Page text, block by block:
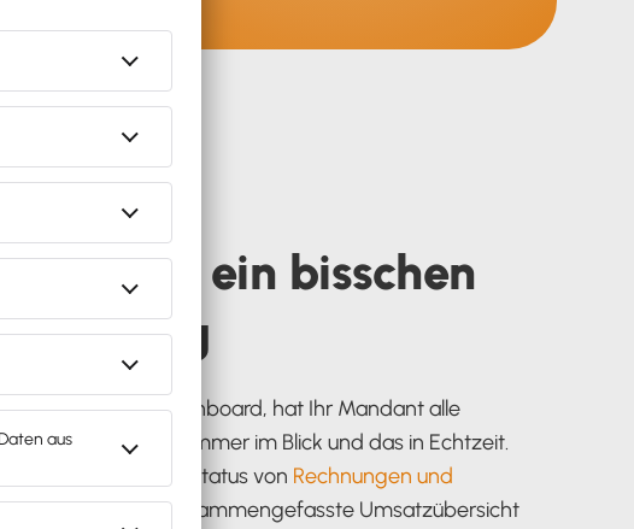
Tag ein bisschen
Controlling Dashboard, hat Ihr Mandant alle
Finanzdaten immer im Blick und das in Echtzeit.
wie den Status von Rechnungen und
oder die zusammengefasste Umsatzübersicht